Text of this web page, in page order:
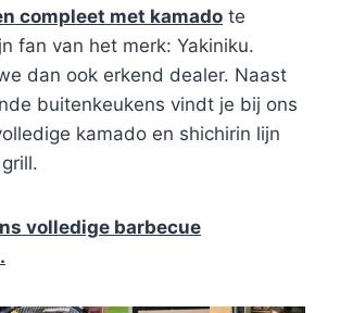
compleet met kamado te
fan van het merk: Yakiniku.
dan ook erkend dealer. Naast
buitenkeukens vindt je bij ons
kamado en shichirin lijn
volledige barbecue